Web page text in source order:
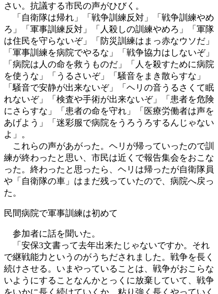
さい。抗議する市民の声がひびく。
「自衛隊は帰れ」「戦争訓練反対」「戦争訓練やめ
ろ」「軍事訓練反対」「人殺しの訓練やめろ」「軍隊
は住民を守らないぞ」「防災訓練はまっ赤なウソだ」
「軍事訓練を病院でやるな」「戦争協力はしないぞ」
「病院は人の命を救うものだ」「人を殺すために病院
を使うな」「うるさいぞ」「騒音をまき散らすな」
「騒音で安静が出来ないぞ」「ヘリの音うるさくて眠
れないぞ」「検査や手術が出来ないぞ」「患者を危険
にさらすな」「患者の命を守れ」「医療労働者は声を
あげよう」「迷彩服で病院をうろうろするんじゃない
よ」。
これらの声があがった。ヘリが帰っていったので訓
練が終わったと思い、市民は近くで報告集会をおこな
った。終わったと思ったら、ヘリは帰ったが自衛隊員
や「自衛隊の車」はまだ残っていたので、病院へ戻っ
た。
民間病院で軍事訓練は初めて
参加者に話を聞いた。
「安保3文書って去年出来たじゃないですか。それ
で継戦能力というのがうちだされました。戦争を長く
続けさせる。いまやっていることは、戦争がおこらな
いようにすることなんかとっくに放棄していて、戦争
をいかに長く続けていくか、粘り強く長くやっていく